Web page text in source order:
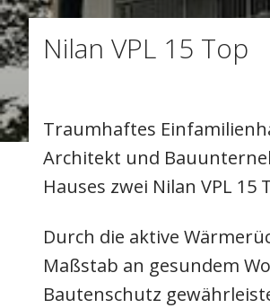
Nilan VPL 15 Top
Traumhaftes
Architekt und
Hauses zwei Nilan VPL 15
Durch die aktive
Maßstab an gesundem
Bautenschutz